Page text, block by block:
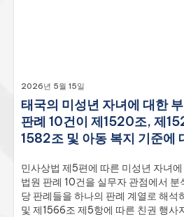
2026년 5월 15일
태국의 미성년 자녀에 대한
판례 10건이 제1520조, 제
1582조 및 아동 복지 기준에
민사상법 제5편에 따른 미성년 자녀
법원 판례 10건을 실무자 관점에서 분
당 판례들을 하나의 판례 계열로 해
및 제1566조 제5항에 따른 친권 행사